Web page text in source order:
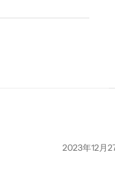
2023年12月